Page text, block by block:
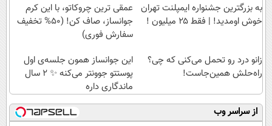
به بزرگترین جشنواره ایمپلنت تهران
خوش اومدید! | فقط ۲۵ میلیون !
عمقی ترین چروکاتو، با این کرم
جوانساز، صاف کن! (50% تخفیف
سفارش فوری)
زانو درد رو تحمل می‌کنی که چی؟
راه‌حلش همین‌جاست!
این جوانساز همون جلسه‌ی اول
پوستتو جوونتر می‌کنه ✨ 2 سال
ماندگاری داره
از سراسر وب